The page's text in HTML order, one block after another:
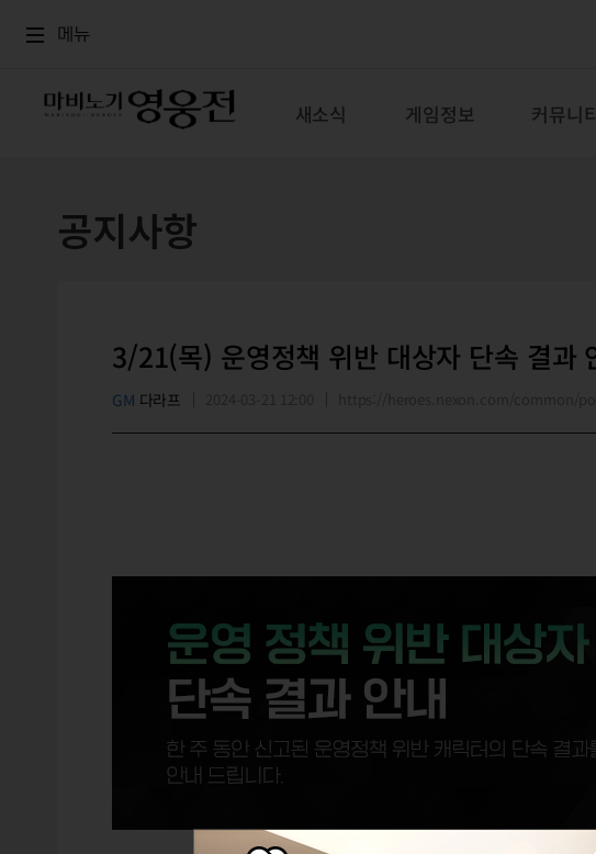
메뉴
새소식 게임정보 커뮤니
공지사항
3/21(목) 운영정책 위반 대상자 단속 결과
GM 다라프